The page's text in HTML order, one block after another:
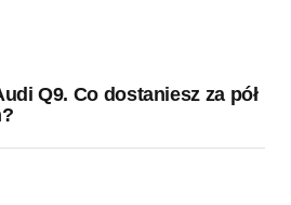
Q9. Co dostaniesz za pół